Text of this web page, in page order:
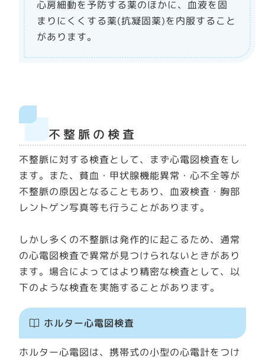
心房細動を予防する薬のほかに、血液を固
まりにくくする薬(抗凝固薬)を内服すること
があります。
不整脈の検査
不整脈に対する検査として、まず心電図検査をし
ます。また、貧血・甲状腺機能異常・心不全等が
不整脈の原因となることもあり、血液検査・胸部
レントゲン写真等も行うことがあります。
しかし多くの不整脈は発作的に起こるため、通常
の心電図検査で異常が見つけられないときがあり
ます。場合によってはより精密な検査として、以
下のような検査を実施することがあります。
ホルター心電図検査
ホルター心電図は、携帯式の小型の心電計をつけ